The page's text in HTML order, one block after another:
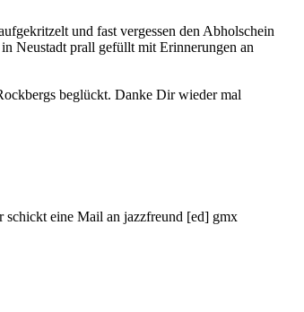
und fast vergessen den Abholschein
Neustadt prall gefüllt mit Erinnerungen an
beglückt. Danke Dir wieder mal
schickt eine Mail an jazzfreund [ed] gmx